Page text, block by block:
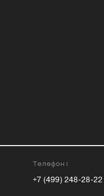
Телефон:
+7 (499) 248-28-22